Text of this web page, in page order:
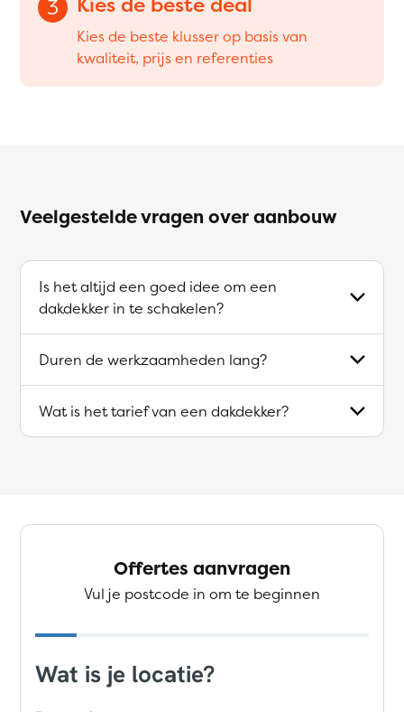
3
Kies de beste klusser op basis van
kwaliteit, prijs en referenties
Veelgestelde vragen over aanbouw
Is het altijd een goed idee om een
dakdekker in te schakelen?
Duren de werkzaamheden lang?
Wat is het tarief van een dakdekker?
Offertes aanvragen
Vul je postcode in om te beginnen